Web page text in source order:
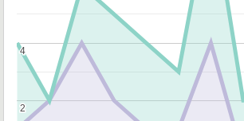
2
2
4
4